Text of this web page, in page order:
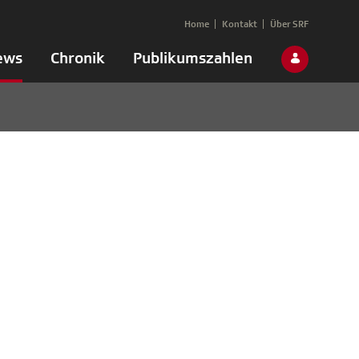
Chronik Publikumszahlen
Home Kontakt Über SRF